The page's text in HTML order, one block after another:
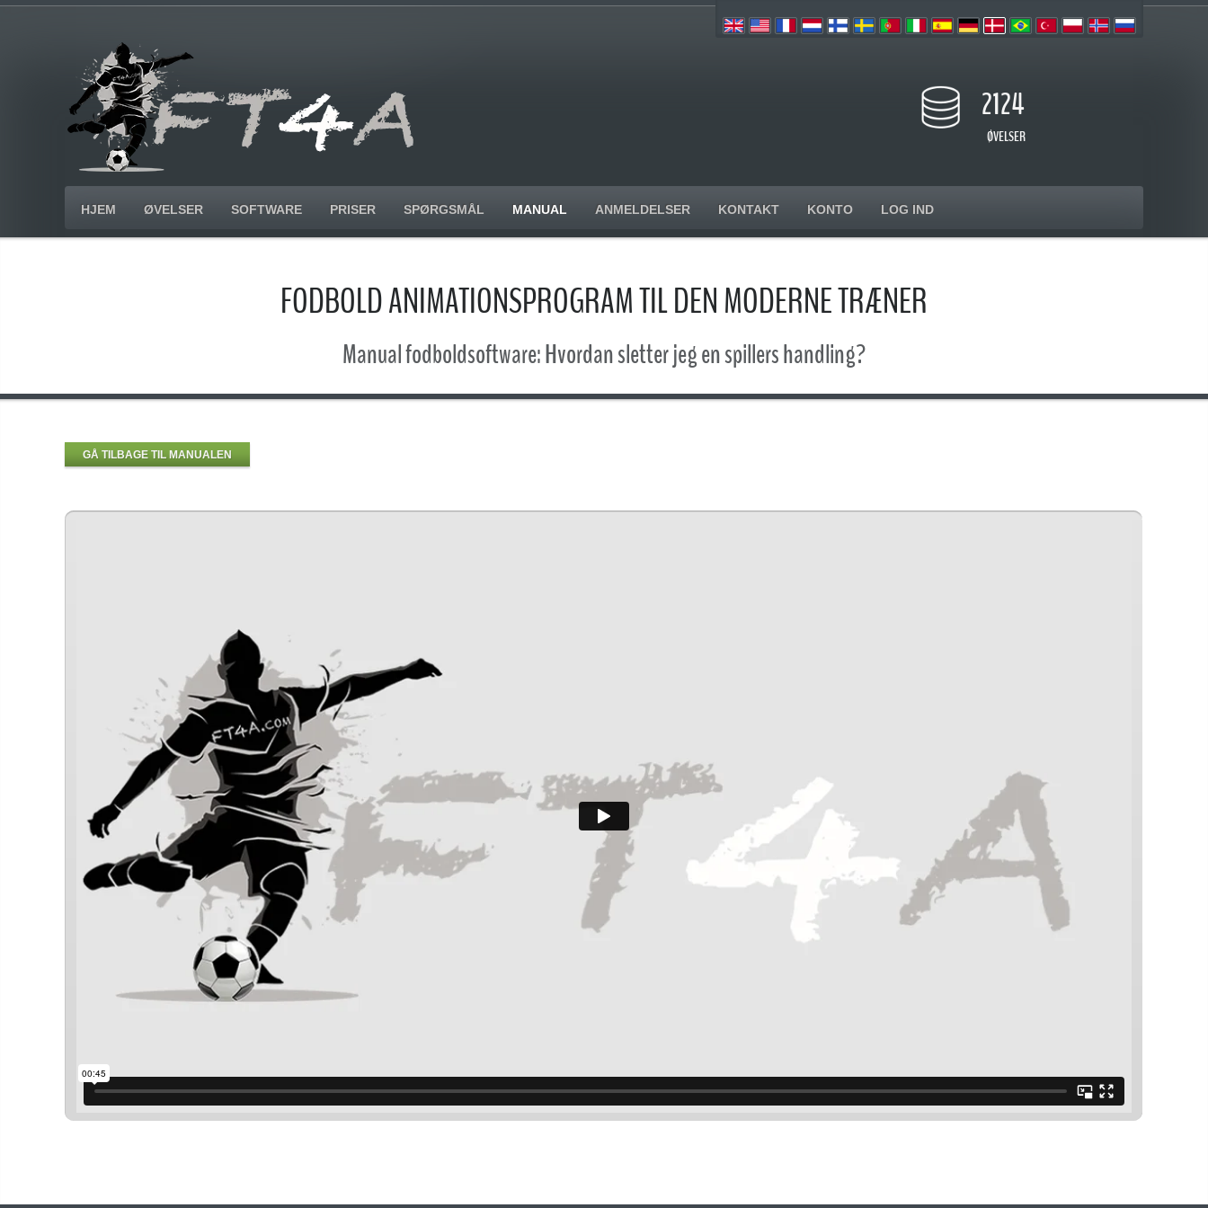
2124
ØVELSER
HJEM ØVELSER SOFTWARE PRISER SPØRGSMÅL MANUAL ANMELDELSER KONTAKT KONTO LOG IND
FODBOLD ANIMATIONSPROGRAM TIL DEN MODERNE TRÆNER
Manual fodboldsoftware: Hvordan sletter jeg en spillers handling?
GÅ TILBAGE TIL MANUALEN